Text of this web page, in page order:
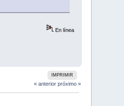
En línea
IMPRIMIR
« anterior próximo »